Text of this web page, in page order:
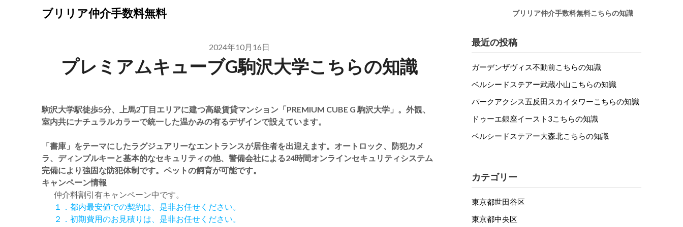
ブリリア仲介手数料無料 ブリリア仲介手数料無料こちらの知識
2024年10月16日
プレミアムキューブG駒沢大学こちらの知識
駒沢大学駅徒歩5分、上馬2丁目エリアに建つ高級賃貸マンション「PREMIUM CUBE G 駒沢大学」。外観、
室内共にナチュラルカラーで統一した温かみの有るデザインで設えています。
「書庫」をテーマにしたラグジュアリーなエントランスが居住者を出迎えます。オートロック、防犯カメ
ラ、ディンプルキーと基本的なセキュリティの他、警備会社による24時間オンラインセキュリティシステム
完備により強固な防犯体制です。ペットの飼育が可能です。
キャンペーン情報
仲介料割引有キャンペーン中です。
１．都内最安値での契約は、是非お任せください。
２．初期費用のお見積りは、是非お任せください。
最近の投稿
ガーデンザヴィス不動前こちらの知識
ベルシードステアー武蔵小山こちらの知識
パークアクシス五反田スカイタワーこちらの知識
ドゥーエ銀座イースト3こちらの知識
ベルシードステアー大森北こちらの知識
カテゴリー
東京都世田谷区
東京都中央区